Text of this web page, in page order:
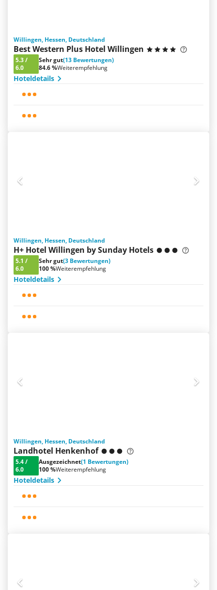
Willingen, Hessen, Deutschland
Best Western Plus Hotel Willingen
5.3/
6.0
Sehr gut(13 Bewertungen)
84.6 %Weiterempfehlung
Hoteldetails
Willingen, Hessen, Deutschland
H+ Hotel Willingen by Sunday Hotels
5.1 /
6.0
Sehr gut(3 Bewertungen)
100 %Weiterempfehlung
Hoteldetails
Willingen, Hessen, Deutschland
Landhotel Henkenhof
5.4/
6.0
Ausgezeichnet(1 Bewertungen)
100 %Weiterempfehlung
Hoteldetails